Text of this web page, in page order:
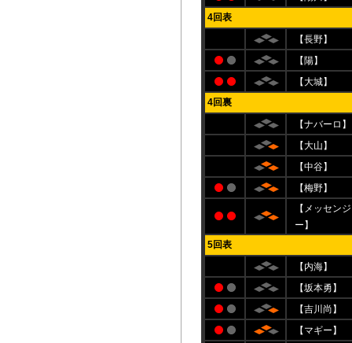
4回表
【長野】
【陽】
【大城】
4回裏
【ナバーロ】
【大山】
【中谷】
【梅野】
【メッセン
ー】
5回表
【内海】
【坂本勇】
【吉川尚】
【マギー】